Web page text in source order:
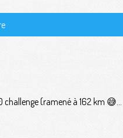
(ramené à 162 km 😅...